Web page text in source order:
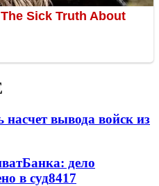
вывода войск из
дело
в суд8417